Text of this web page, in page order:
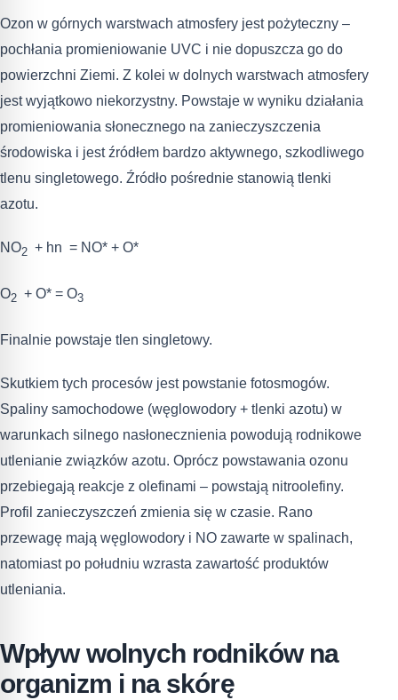
Ozon w górnych warstwach atmosfery jest pożyteczny –
pochłania promieniowanie UVC i nie dopuszcza go do
powierzchni Ziemi. Z kolei w dolnych warstwach atmosfery
jest wyjątkowo niekorzystny. Powstaje w wyniku działania
promieniowania słonecznego na zanieczyszczenia
środowiska i jest źródłem bardzo aktywnego, szkodliwego
tlenu singletowego. Źródło pośrednie stanowią tlenki
azotu.
NO2 + hn = NO* + O*
O2 + O* = O3
Finalnie powstaje tlen singletowy.
Skutkiem tych procesów jest powstanie fotosmogów.
Spaliny samochodowe (węglowodory + tlenki azotu) w
warunkach silnego nasłonecznienia powodują rodnikowe
utlenianie związków azotu. Oprócz powstawania ozonu
przebiegają reakcje z olefinami – powstają nitroolefiny.
Profil zanieczyszczeń zmienia się w czasie. Rano
przewagę mają węglowodory i NO zawarte w spalinach,
natomiast po południu wzrasta zawartość produktów
utleniania.
Wpływ wolnych rodników na
organizm i na skórę